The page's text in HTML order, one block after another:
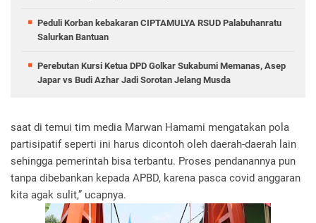
Peduli Korban kebakaran CIPTAMULYA RSUD Palabuhanratu
Salurkan Bantuan
Perebutan Kursi Ketua DPD Golkar Sukabumi Memanas, Asep
Japar vs Budi Azhar Jadi Sorotan Jelang Musda
saat di temui tim media Marwan Hamami mengatakan pola
partisipatif seperti ini harus dicontoh oleh daerah-daerah lain
sehingga pemerintah bisa terbantu. Proses pendanannya pun
tanpa dibebankan kepada APBD, karena pasca covid anggaran
kita agak sulit,” ucapnya.